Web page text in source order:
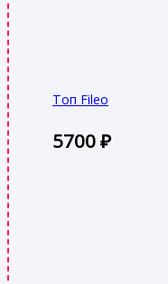
Топ Fileo
5700₽